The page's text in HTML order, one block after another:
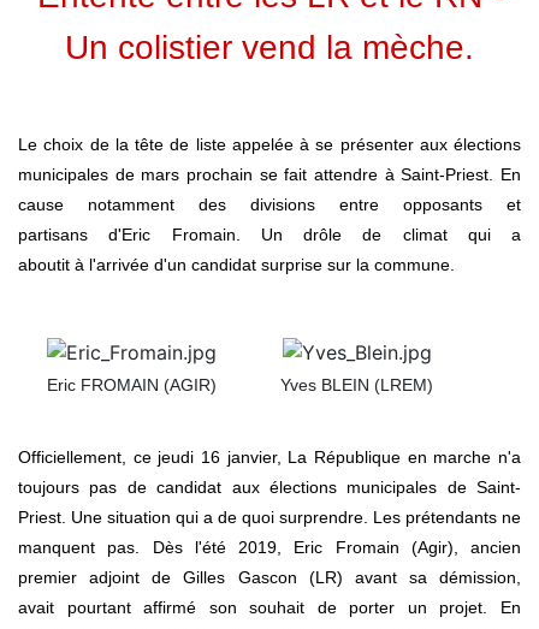
Un colistier vend la mèche.
Le choix de la tête de liste appelée à se présenter aux élections
municipales de mars prochain se fait attendre à Saint-Priest. En
cause notamment des divisions entre opposants et
partisans d'Eric Fromain. Un drôle de climat qui a
aboutit à l'arrivée d'un candidat surprise sur la commune.
Eric FROMAIN (AGIR) Yves BLEIN (LREM)
Officiellement, ce jeudi 16 janvier, La République en marche n'a
toujours pas de candidat aux élections municipales de Saint-
Priest. Une situation qui a de quoi surprendre. Les prétendants ne
manquent pas. Dès l'été 2019, Eric Fromain (Agir), ancien
premier adjoint de Gilles Gascon (LR) avant sa démission,
avait pourtant affirmé son souhait de porter un projet. En